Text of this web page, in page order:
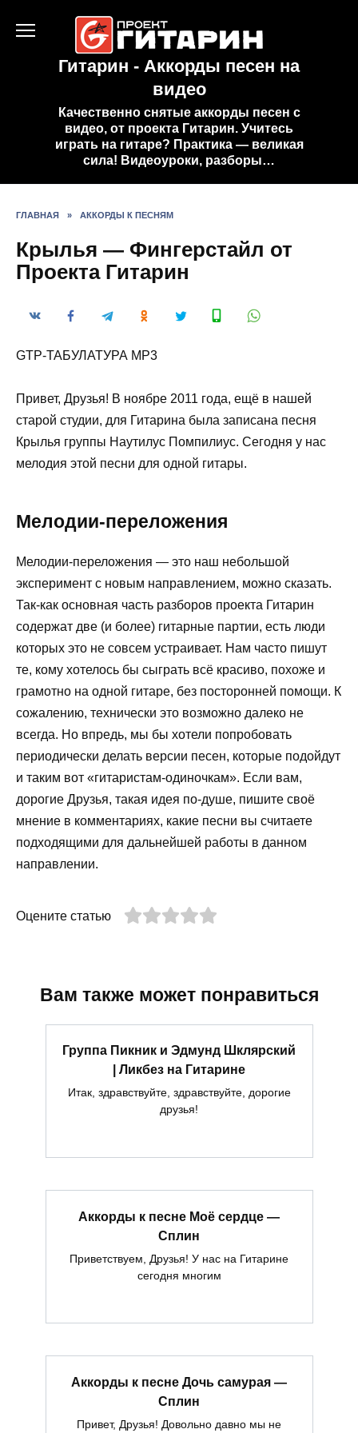
Гитарин - Аккорды песен на
видео
Качественно снятые аккорды песен с
видео, от проекта Гитарин. Учитесь
играть на гитаре? Практика — великая
сила! Видеоуроки, разборы…
ГЛАВНАЯ » АККОРДЫ К ПЕСНЯМ
Крылья — Фингерстайл от
Проекта Гитарин
GTP-ТАБУЛАТУРА MP3
Привет, Друзья! В ноябре 2011 года, ещё в нашей
старой студии, для Гитарина была записана песня
Крылья группы Наутилус Помпилиус. Сегодня у нас
мелодия этой песни для одной гитары.
Мелодии-переложения
Мелодии-переложения — это наш небольшой
эксперимент с новым направлением, можно сказать.
Так-как основная часть разборов проекта Гитарин
содержат две (и более) гитарные партии, есть люди
которых это не совсем устраивает. Нам часто пишут
те, кому хотелось бы сыграть всё красиво, похоже и
грамотно на одной гитаре, без посторонней помощи. К
сожалению, технически это возможно далеко не
всегда. Но впредь, мы бы хотели попробовать
периодически делать версии песен, которые подойдут
и таким вот «гитаристам-одиночкам». Если вам,
дорогие Друзья, такая идея по-душе, пишите своё
мнение в комментариях, какие песни вы считаете
подходящими для дальнейшей работы в данном
направлении.
Оцените статью
Вам также может понравиться
Группа Пикник и Эдмунд Шклярский
| Ликбез на Гитарине
Итак, здравствуйте, здравствуйте, дорогие
друзья!
Аккорды к песне Моё сердце —
Сплин
Приветствуем, Друзья! У нас на Гитарине
сегодня многим
Аккорды к песне Дочь самурая —
Сплин
Привет, Друзья! Довольно давно мы не